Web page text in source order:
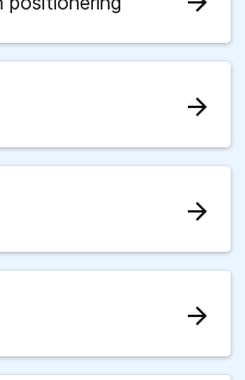
arrow_forward
arrow_forward
arrow_forward